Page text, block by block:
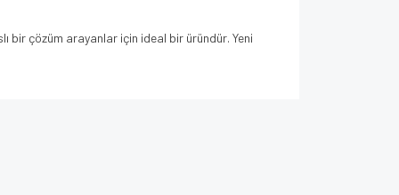
bir çözüm arayanlar için ideal bir üründür. Yeni